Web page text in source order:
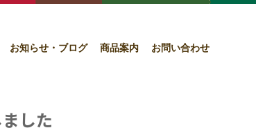
お知らせ・ブログ 商品案内 お問い合わせ
した